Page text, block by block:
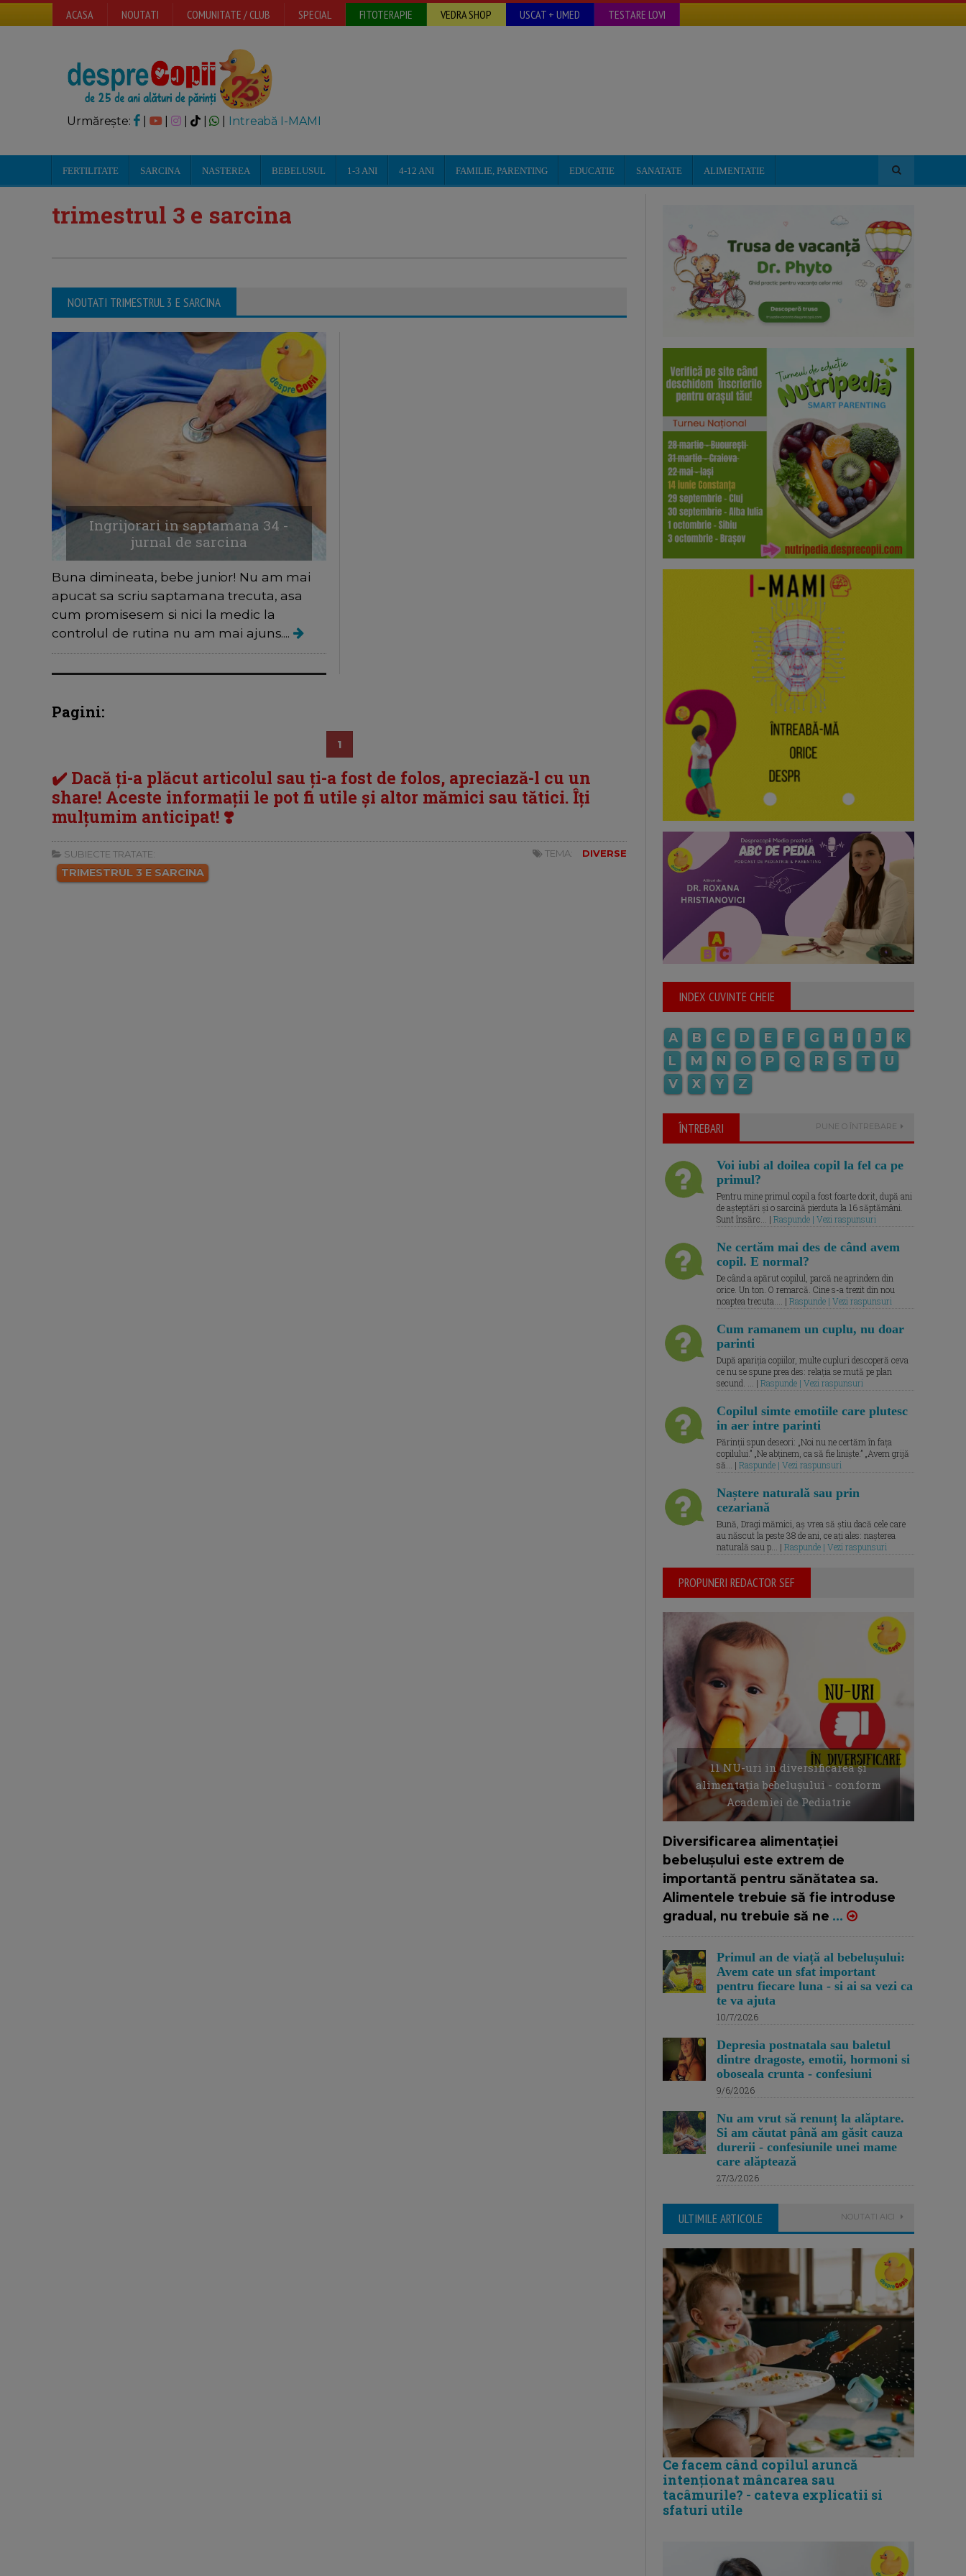
ACASA NOUTATI COMUNITATE / CLUB SPECIAL FITOTERAPIE VEDRA SHOP USCAT + UMED TESTARE LOVI
Urmărește: | | Intreabă I-MAMI
FERTILITATE SARCINA NASTEREA BEBELUSUL 1-3 ANI 4-12 ANI FAMILIE, PARENTING EDUCATIE SANATATE ALIMENTATIE
trimestrul 3 e sarcina
NOUTATI TRIMESTRUL 3 E SARCINA
Ingrijorari in saptamana 34 -
jurnal de sarcina
Buna dimineata, bebe junior! Nu am mai
apucat sa scriu saptamana trecuta, asa
cum promisesem si nici la medic la
controlul de rutina nu am mai ajuns....
Pagini:
1
✔️ Dacă ți-a plăcut articolul sau ți-a fost de folos, apreciază-l cu un
share! Aceste informații le pot fi utile și altor mămici sau tătici. Îți
mulțumim anticipat! ❣️
SUBIECTE TRATATE:
TRIMESTRUL 3 E SARCINA
TEMA: DIVERSE
INDEX CUVINTE CHEIE
A B C D E F G H I J
K
L
M N O P Q R S T
U
V
X Y Z
ÎNTREBARI PUNE O ÎNTREBARE
Voi iubi al doilea copil la fel ca pe
primul?
Pentru mine primul copil a fost foarte dorit, după ani
de așteptări și o sarcină pierduta la 16 săptămâni.
Sunt însărc... | Raspunde | Vezi raspunsuri
Ne certăm mai des de când avem
copil. E normal?
De când a apărut copilul, parcă ne aprindem din
orice. Un ton. O remarcă. Cine s-a trezit din nou
noaptea trecuta.... | Raspunde | Vezi raspunsuri
Cum ramanem un cuplu, nu doar
parinti
După apariția copiilor, multe cupluri descoperă ceva
ce nu se spune prea des: relația se mută pe plan
secund. ... | Raspunde | Vezi raspunsuri
Copilul simte emotiile care plutesc
in aer intre parinti
Părinții spun deseori: „Noi nu ne certăm în fața
copilului.” „Ne abținem, ca să fie liniște.” „Avem grijă
să... | Raspunde | Vezi raspunsuri
Naștere naturală sau prin
cezariană
Bună, Dragi mămici, aș vrea să știu dacă cele care
au născut la peste 38 de ani, ce ați ales: nașterea
naturală sau p... | Raspunde | Vezi raspunsuri
PROPUNERI REDACTOR SEF
11 NU-uri in diversificarea și
alimentația bebelușului - conform
Academiei de Pediatrie
Diversificarea alimentației
bebelușului este extrem de
importantă pentru sănătatea sa.
Alimentele trebuie să fie introduse
gradual, nu trebuie să ne ...
Primul an de viață al bebelușului:
Avem cate un sfat important
pentru fiecare luna - si ai sa vezi ca
te va ajuta
10/7/2026
Depresia postnatala sau baletul
dintre dragoste, emotii, hormoni si
oboseala crunta - confesiuni
9/6/2026
Nu am vrut să renunț la alăptare.
Si am căutat până am găsit cauza
durerii - confesiunile unei mame
care alăptează
27/3/2026
ULTIMILE ARTICOLE NOUTATI AICI
Ce facem când copilul aruncă
intenționat mâncarea sau
tacâmurile? - cateva explicatii si
sfaturi utile